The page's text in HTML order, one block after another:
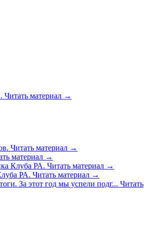
Читать материал →
Читать материал →
материал →
Клуба РА. Читать материал →
РА. Читать материал →
За этот год мы успели подг... Читать